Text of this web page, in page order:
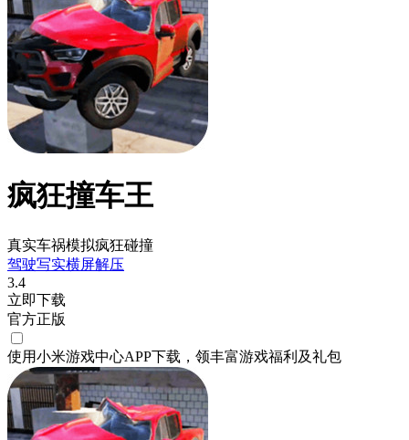
疯狂撞车王
真实车祸模拟疯狂碰撞
驾驶写实横屏解压
3.4
立即下载
官方正版
使用小米游戏中心APP下载 ，领丰富游戏福利 及礼包